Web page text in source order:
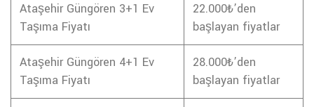
Ataşehir Güngören 3+1 Ev
Taşıma Fiyatı
22.000₺’den
başlayan fiyatlar
Ataşehir Güngören 4+1 Ev
Taşıma Fiyatı
28.000₺’den
başlayan fiyatlar